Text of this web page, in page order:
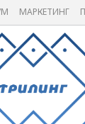
МАРКЕТИНГ